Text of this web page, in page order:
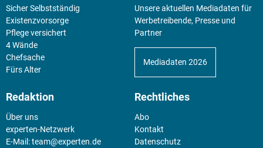
Sicher Selbstständig
Existenz­vorsorge
Pflege versichert
4 Wände
Chefsache
Fürs Alter
Unsere aktuellen Mediadaten für
Werbetreibende, Presse und
Partner
Mediadaten 2026
Redaktion
Über uns
experten-Netzwerk
E-Mail:team@experten.de
Rechtliches
Abo
Kontakt
Datenschutz